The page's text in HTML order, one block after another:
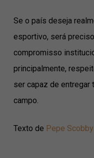
Se o país deseja
esportivo, será
compromisso
principalmente,
ser capaz de entregar
campo.
Texto de Pepe Scobby